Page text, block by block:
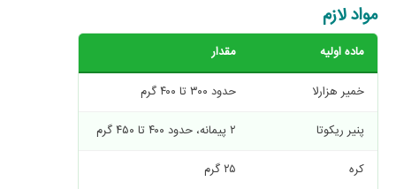
مواد لازم
ماده اولیه مقدار
خمیر هزارلا حدود ۳۰۰ تا ۴۰۰ گرم
پنیر ریکوتا
۲ پیمانه، حدود ۴۰۰ تا ۴۵۰ گرم
کره
۲۵ گرم